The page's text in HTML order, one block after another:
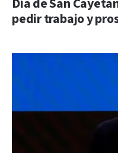
Día de San
pedir trabajo y